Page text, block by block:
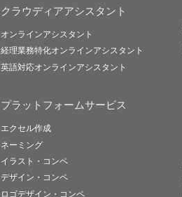
クラウディアアシスタント
オンラインアシスタント
経理業務特化オンラインアシスタント
英語対応オンラインアシスタント
プラットフォームサービス
エクセル作成
ネーミング
イラスト・コンペ
デザイン・コンペ
ロゴデザイン・コンペ